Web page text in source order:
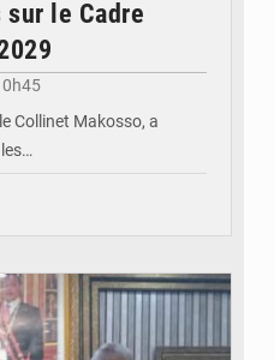
le Cadre
Collinet Makosso, a